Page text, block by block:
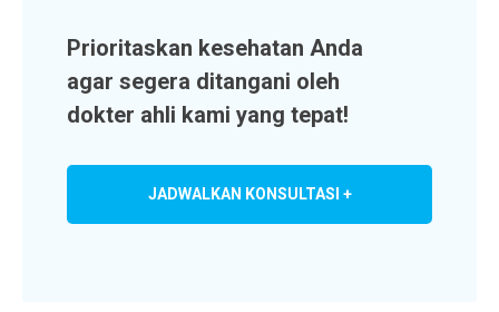
Prioritaskan kesehatan Anda
agar segera ditangani oleh
dokter ahli kami yang tepat!
JADWALKAN KONSULTASI +